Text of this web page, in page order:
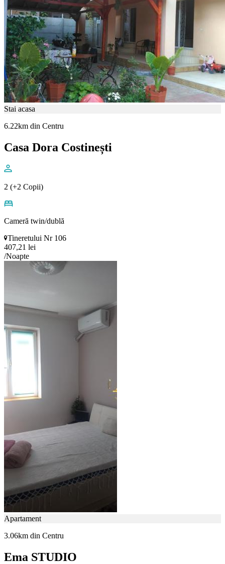
Stai acasa
6.22km din Centru
Casa Dora Costinești
2 (+2 Copii)
Cameră twin/dublă
Tineretului Nr 106
407,21 lei
/Noapte
Apartament
3.06km din Centru
Ema STUDIO